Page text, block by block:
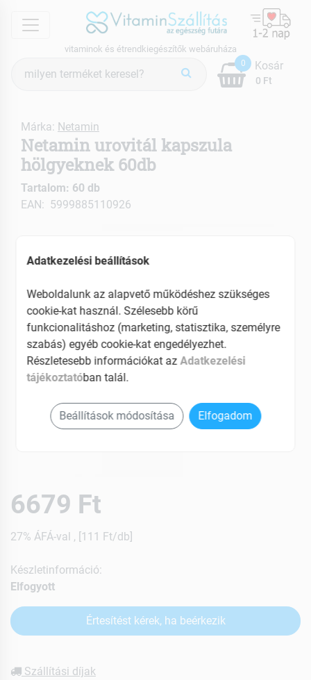
menu
vitaminok és étrendkiegészítők webáruháza
keresés
0
0 Ft
Kosár
Márka: Netamin
Netamin urovitál kapszula
hölgyeknek 60db
Tartalom: 60 db
EAN: 5999885110926
6679 Ft
27% ÁFÁ-val , [111 Ft/db]
Készletinformáció:
Elfogyott
Értesítést kérek, ha beérkezik
Szállítási díjak
Adatkezelési beállítások
Weboldalunk az alapvető működéshez szükséges
cookie-kat használ. Szélesebb körű
funkcionalitáshoz (marketing, statisztika, személyre
szabás) egyéb cookie-kat engedélyezhet.
Részletesebb információkat azAdatkezelési
tájékoztatóban talál.
Beállítások módosítása Elfogadom